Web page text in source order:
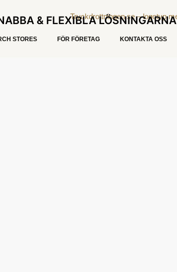
& FLEXIBLA LÖSNINGARNA
STORES FÖR FÖRETAG KONTAKTA OSS